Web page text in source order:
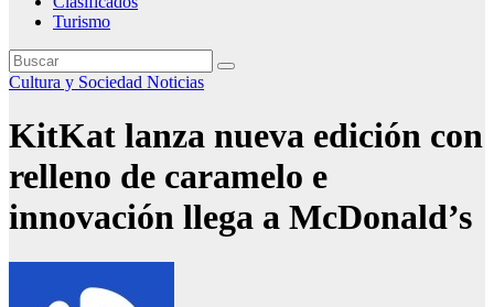
Turismo
Cultura y Sociedad Noticias
KitKat lanza nueva edición con
relleno de caramelo e
innovación llega a McDonald’s